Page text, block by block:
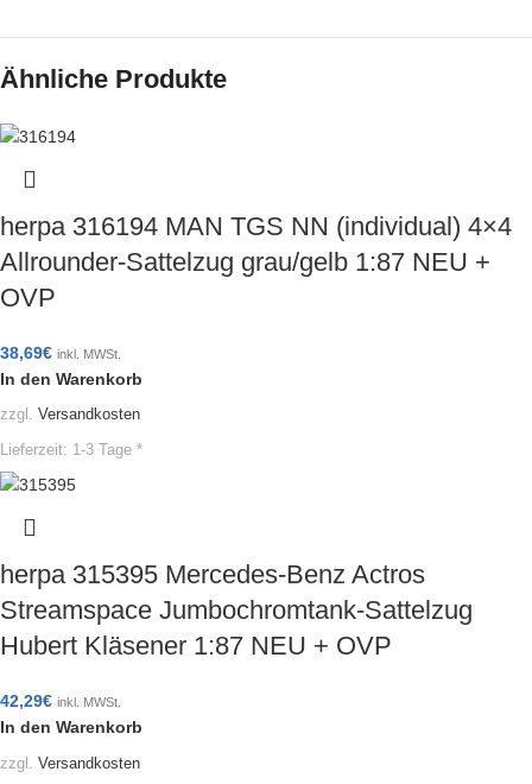
Ähnliche Produkte
herpa 316194 MAN TGS NN (individual) 4×4
Allrounder-Sattelzug grau/gelb 1:87 NEU +
OVP
38,69€ inkl. MWSt.
In den Warenkorb
zzgl. Versandkosten
Lieferzeit: 1-3 Tage *
herpa 315395 Mercedes-Benz Actros
Streamspace Jumbochromtank-Sattelzug
Hubert Kläsener 1:87 NEU + OVP
42,29€ inkl. MWSt.
In den Warenkorb
zzgl. Versandkosten